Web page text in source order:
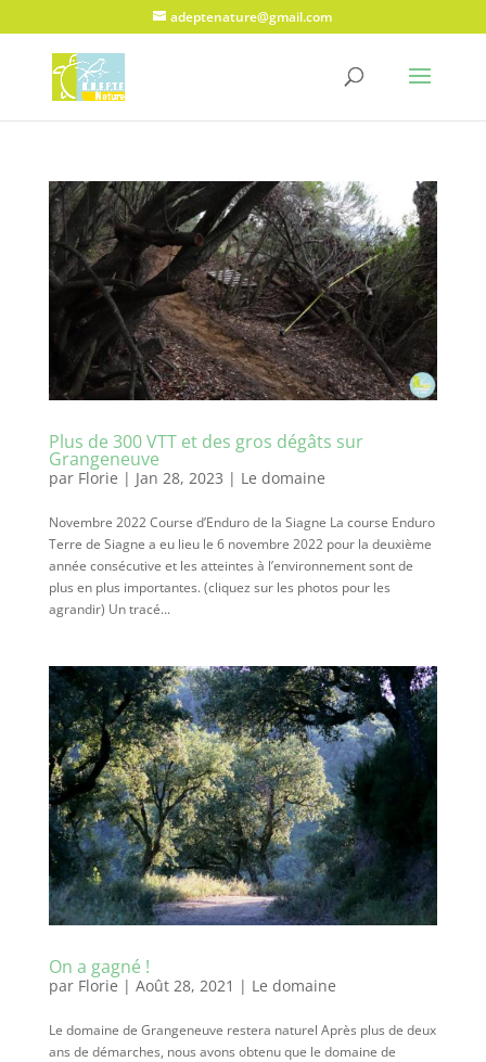
adeptenature@gmail.com
Plus de 300 VTT et des gros dégâts sur
Grangeneuve
par Florie | Jan 28, 2023 | Le domaine
Novembre 2022 Course d’Enduro de la Siagne La course Enduro
Terre de Siagne a eu lieu le 6 novembre 2022 pour la deuxième
année consécutive et les atteintes à l’environnement sont de
plus en plus importantes. (cliquez sur les photos pour les
agrandir) Un tracé...
On a gagné !
par Florie | Août 28, 2021 | Le domaine
Le domaine de Grangeneuve restera naturel Après plus de deux
ans de démarches, nous avons obtenu que le domaine de